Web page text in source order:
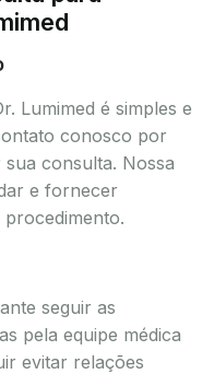
Lumimed é simples e
conosco por
consulta. Nossa
e fornecer
seguir as
pela equipe médica
evitar relações